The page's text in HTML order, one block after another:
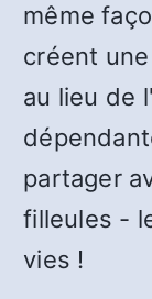
même
créent
au lieu de
partager
filleules -
vies !